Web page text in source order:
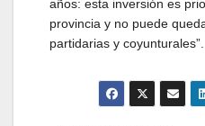
años: esta inversión es
provincia y no puede
partidarias y coyunturales”.